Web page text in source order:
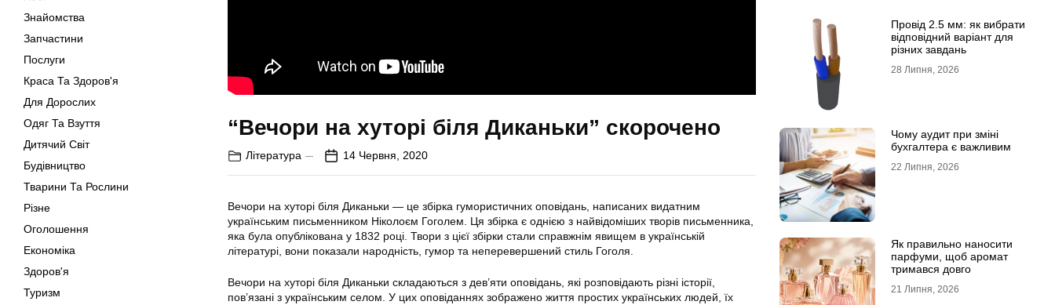
Знайомства
Запчастини
Послуги
Краса Та Здоров'я
Для Дорослих
Одяг Та Взуття
Дитячий Світ
Будівництво
Тварини Та Рослини
Різне
Оголошення
Економіка
Здоров'я
Туризм
“Вечори на хуторі біля Диканьки” скорочено
Література 14 Червня, 2020
Вечори на хуторі біля Диканьки — це збірка гумористичних оповідань, написаних видатним
українським письменником Ніколоєм Гоголем. Ця збірка є однією з найвідоміших творів письменника,
яка була опублікована у 1832 році. Твори з цієї збірки стали справжнім явищем в українській
літературі, вони показали народність, гумор та неперевершений стиль Гоголя.
Вечори на хуторі біля Диканьки складаються з дев’яти оповідань, які розповідають різні історії,
пов’язані з українським селом. У цих оповіданнях зображено життя простих українських людей, їх
Провід 2.5 мм: як вибрати
відповідний варіант для
різних завдань
28 Липня, 2026
Чому аудит при зміні
бухгалтера є важливим
22 Липня, 2026
Як правильно наносити
парфуми, щоб аромат
тримався довго
21 Липня, 2026